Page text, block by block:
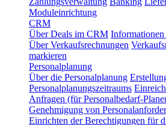
Moduleinrichtung
CRM
Über Deals im CRM
Über Verkaufsrechnungen
markieren
Personalplanung
Über die Personalplanung
Personalplanungszeitraums
Anfragen (für Personalbedarf-
Genehmigung von
Einrichten der Berechtigungen für